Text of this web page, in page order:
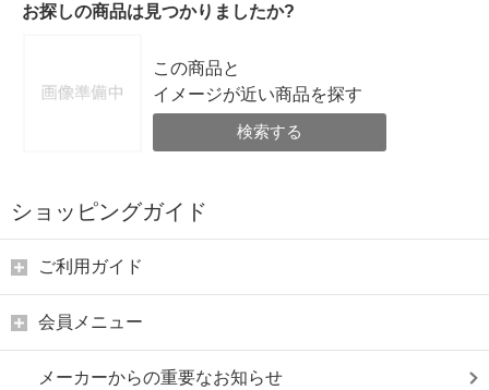
お探しの商品は見つかりましたか?
この商品と
イメージが近い商品を探す
検索する
ショッピングガイド
ご利用ガイド
会員メニュー
メーカーからの重要なお知らせ